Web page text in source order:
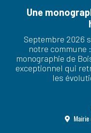
Une
Septembre 2026
notre commune
monographie de
exceptionnel qui
les